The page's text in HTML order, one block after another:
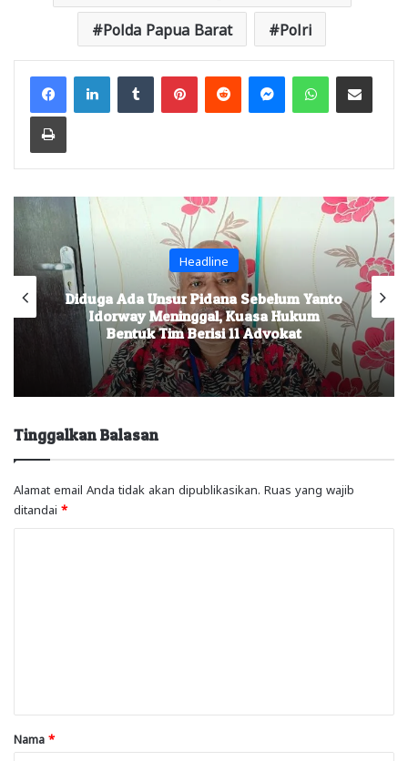
Polda Papua Barat Polri
FacebookLinkedInTumblr PinterestReddit MessengerWhatsAppShare via Email
Print
Headline
Diduga Ada Unsur Pidana Sebelum Yanto
Idorway Meninggal, Kuasa Hukum
Bentuk Tim Berisi 11 Advokat
Tinggalkan Balasan
Alamat email Anda tidak akan dipublikasikan. Ruas yang wajib
ditandai *
rNama *